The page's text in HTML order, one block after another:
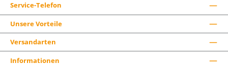
Service-Telefon
Unsere Vorteile
Versandarten
Informationen